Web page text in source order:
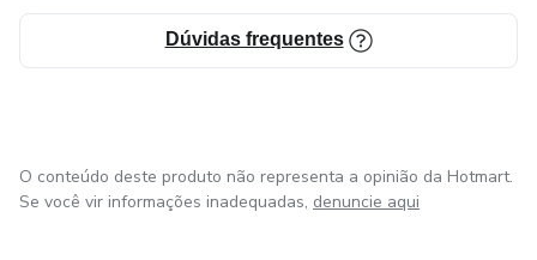
Dúvidas frequentes
O conteúdo deste produto não representa a opinião da Hotmart.
Se você vir informações inadequadas, denuncie aqui